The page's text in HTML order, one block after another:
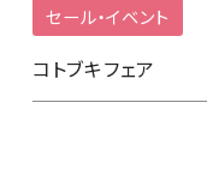
セール・イベント
コトブキフェア